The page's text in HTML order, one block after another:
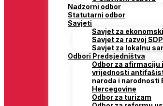
Nadzorni odbor
Statutarni odbor
Savjeti
Savjet za
Savjet za razvoj
Savjet za lokalnu
Odbori Predsjedništva
Odbor za afirmaciju
vrijednosti
naroda i narodnosti
Hercegovine
Odbor za turizam